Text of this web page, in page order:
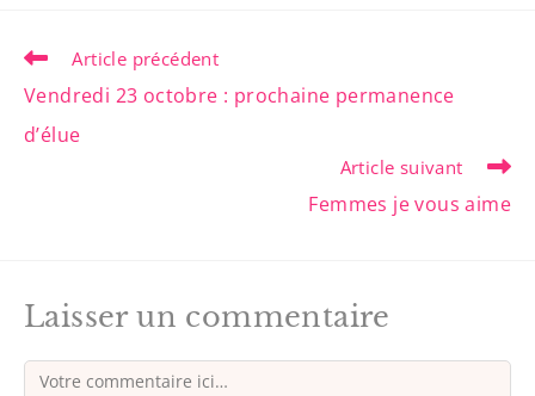
Article précédent
Vendredi 23 octobre : prochaine permanence
d’élue
Article suivant
Femmes je vous aime
Laisser un commentaire